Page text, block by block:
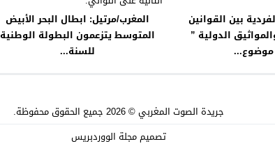
بين القوانين
الدولية ”
موضوع...
المغرب/مرتيل: ابطال البحر الأبيض
المتوسط يتزعمون البطولة الوطنية
للسنة...
جريدة الصوت المغربي© 2026 جميع الحقوق محفوظة.
تصميممجلة الووردبريس